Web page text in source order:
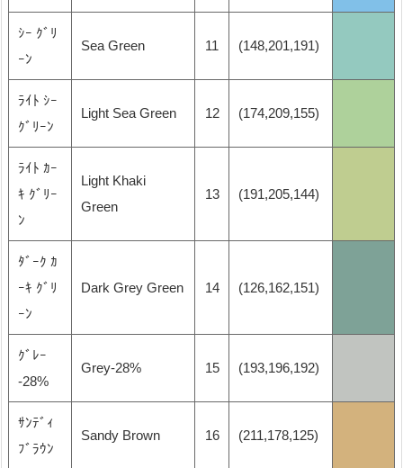
ｼｰ ｸﾞﾘ
ｰﾝ
Sea Green 11 (148,201,191)
ﾗｲﾄ ｼｰ
ｸﾞﾘｰﾝ
Light Sea Green 12 (174,209,155)
ﾗｲﾄ ｶｰ
ｷ ｸﾞﾘｰ
ﾝ
Light Khaki
Green
13 (191,205,144)
ﾀﾞｰｸ ｶ
ｰｷ ｸﾞﾘ
ｰﾝ
Dark Grey Green 14 (126,162,151)
ｸﾞﾚｰ
-28%
Grey-28% 15 (193,196,192)
ｻﾝﾃﾞｨ
ﾌﾞﾗｳﾝ
Sandy Brown 16 (211,178,125)